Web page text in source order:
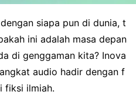
siapa pun di dunia, t
ini adalah masa depan
di genggaman kita? Inova
audio hadir dengan f
fiksi ilmiah.